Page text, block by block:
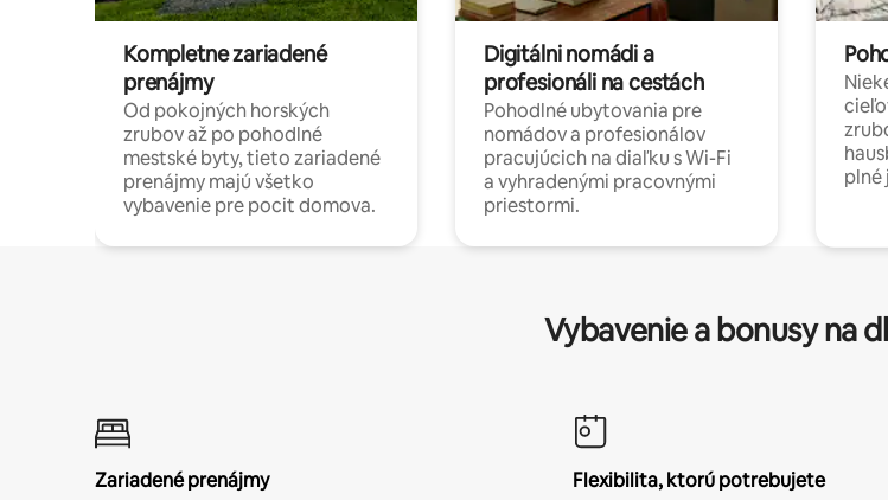
Kompletne zariadené
prenájmy
Od pokojných horských
zrubov až po pohodlné
mestské byty, tieto zariadené
prenájmy majú všetko
vybavenie pre pocit domova.
Digitálni nomádi a
profesionáli na cestách
Pohodlné ubytovania pre
nomádov a profesionálov
pracujúcich na diaľku s Wi-Fi
a vyhradenými pracovnými
priestormi.
plné
Vybavenie a bonusy na
Zariadené prenájmy
Flexibilita, ktorú potrebujete